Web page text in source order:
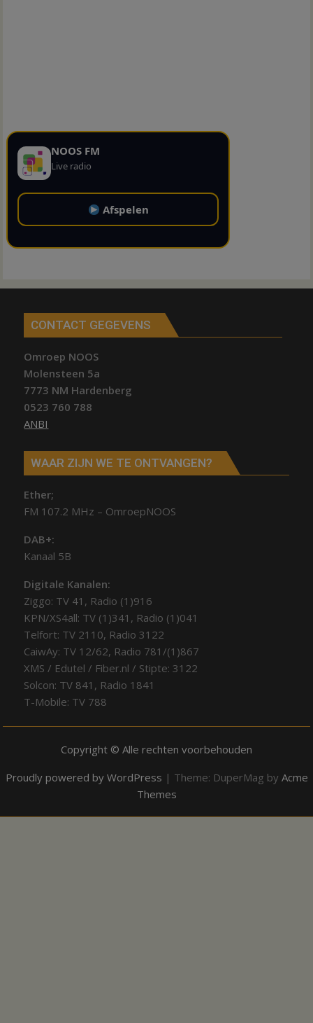
NOOS FM
Live radio
Afspelen
CONTACT GEGEVENS
Omroep NOOS
Molensteen 5a
7773 NM Hardenberg
0523 760 788
ANBI
WAAR ZIJN WE TE ONTVANGEN?
Ether;
FM 107.2 MHz – OmroepNOOS
DAB+:
Kanaal 5B
Digitale Kanalen:
Ziggo: TV 41, Radio (1)916
KPN/XS4all: TV (1)341, Radio (1)041
Telfort: TV 2110, Radio 3122
CaiwAy: TV 12/62, Radio 781/(1)867
XMS / Edutel / Fiber.nl / Stipte: 3122
Solcon: TV 841, Radio 1841
T-Mobile: TV 788
Copyright © Alle rechten voorbehouden
Proudly powered by WordPress | Theme: DuperMag by Acme
Themes